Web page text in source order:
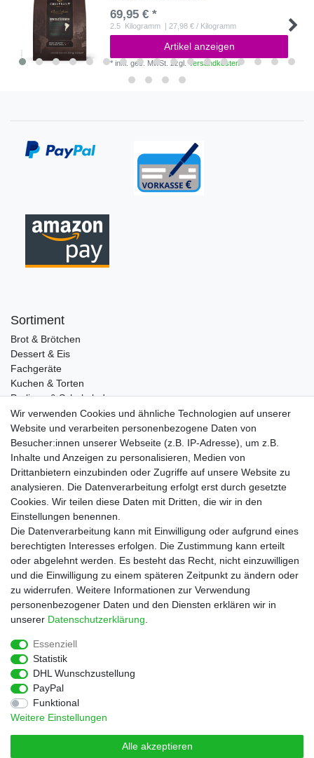
69,95 € *
2.5 Kilogramm | 27,98 € / Kilogramm
Artikel anzeigen
*inkl. ges. MwSt. zzgl.Versandkosten
Sortiment
Brot & Brötchen
Dessert & Eis
Fachgeräte
Kuchen & Torten
Pralinen & Schokolade
Lebensmittel
Gutscheine
Informationen
Zahlungsarten
Versandkosten
Service
Rezepte
Newsletter
Blog
Choco Patiss
|
Wir verwenden Cookies und ähnliche Technologien auf unserer
Website und verarbeiten personenbezogene Daten von
Besucher:innen unserer Webseite (z.B. IP-Adresse), um z.B.
Inhalte und Anzeigen zu personalisieren, Medien von
Drittanbietern einzubinden oder Zugriffe auf unsere Website zu
analysieren. Die Datenverarbeitung erfolgt erst durch gesetzte
Cookies. Wir teilen diese Daten mit Dritten, die wir in den
Einstellungen benennen.
Die Datenverarbeitung kann mit Einwilligung oder aufgrund eines
berechtigten Interesses erfolgen. Die Zustimmung kann erteilt
oder abgelehnt werden. Es besteht das Recht, nicht einzuwilligen
und die Einwilligung zu einem späteren Zeitpunkt zu ändern oder
zu widerrufen. Weitere Informationen zur Verwendung
personenbezogener Daten und den Diensten erklären wir in
unserer Daten­schutz­erklärung
Essenziell
Statistik
DHL Wunschzustellung
PayPal
Funktional
Weitere Einstellungen
Alle akzeptieren